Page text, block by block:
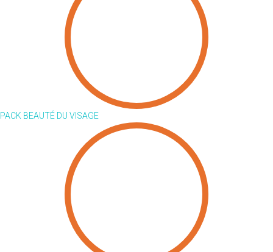
PACK BEAUTÉ DU VISAGE